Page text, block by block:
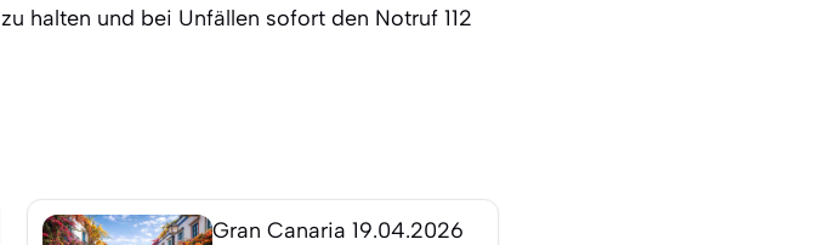
halten und bei Unfällen sofort den Notruf 112
Gran Canaria 19.04.2026